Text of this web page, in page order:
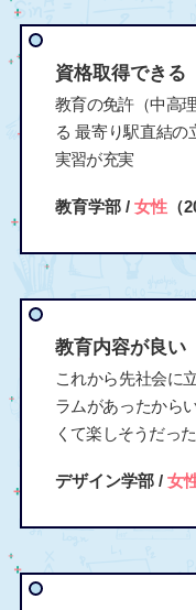
資格取得できる
教育の免許（中高
る 最寄り駅直結の
実習が充実
教育学部 / 女性（
教育内容が良い
これから先社会に
ラムがあったから
くて楽しそうだった
デザイン学部 / 女